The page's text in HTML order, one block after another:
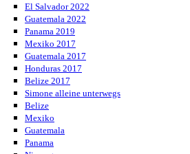
El Salvador 2022
Guatemala 2022
Panama 2019
Mexiko 2017
Guatemala 2017
Honduras 2017
Belize 2017
Simone alleine unterwegs
Belize
Mexiko
Guatemala
Panama